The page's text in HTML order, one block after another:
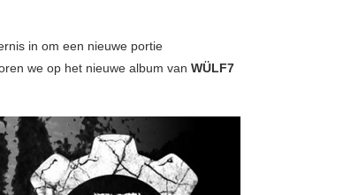
in om een nieuwe portie
we op het nieuwe album van WÜLF7